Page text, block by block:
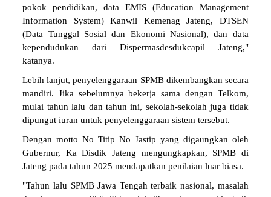
pokok pendidikan, data EMIS (Education Management
Information System) Kanwil Kemenag Jateng, DTSEN
(Data Tunggal Sosial dan Ekonomi Nasional), dan data
kependudukan dari Dispermasdesdukcapil Jateng,"
katanya.
Lebih lanjut, penyelenggaraan SPMB dikembangkan secara
mandiri. Jika sebelumnya bekerja sama dengan Telkom,
mulai tahun lalu dan tahun ini, sekolah-sekolah juga tidak
dipungut iuran untuk penyelenggaraan sistem tersebut.
Dengan motto No Titip No Jastip yang digaungkan oleh
Gubernur, Ka Disdik Jateng mengungkapkan, SPMB di
Jateng pada tahun 2025 mendapatkan penilaian luar biasa.
"Tahun lalu SPMB Jawa Tengah terbaik nasional, masalah